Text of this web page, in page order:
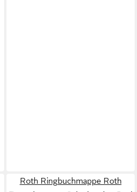
Roth Ringbuchmappe Roth